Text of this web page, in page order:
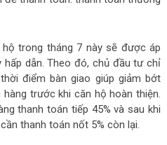
trong tháng 7 này sẽ được áp
dẫn. Theo đó, chủ đầu tư chỉ
điểm bàn giao giúp giảm bớt
trước khi căn hộ hoàn thiện.
thanh toán tiếp 45% và sau khi
thanh toán nốt 5% còn lại.